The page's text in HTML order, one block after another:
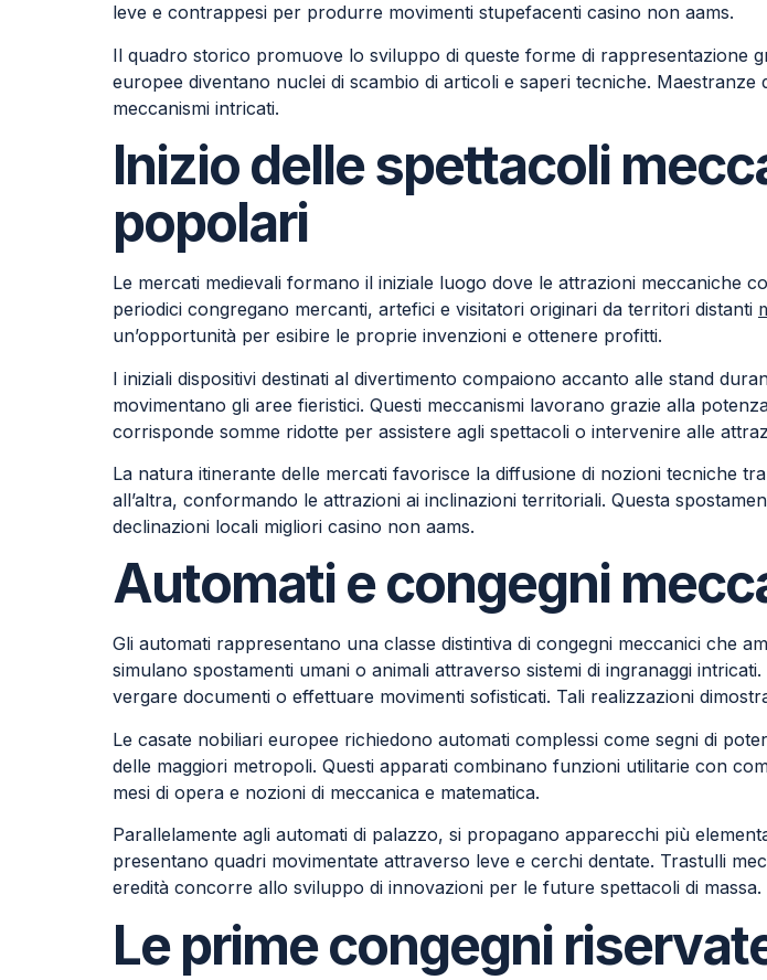
leve e contrappesi per produrre movimenti stupefacenti casino non aams.
Il quadro storico promuove lo sviluppo di queste forme di rappresentazione
europee diventano nuclei di scambio di articoli e saperi tecniche.
meccanismi intricati.
Inizio delle spettacoli
popolari
Le mercati medievali formano il iniziale luogo dove le attrazioni meccaniche
periodici congregano mercanti, artefici e visitatori originari da territori distanti
un’opportunità per esibire le proprie invenzioni e ottenere profitti.
I iniziali dispositivi destinati al divertimento compaiono accanto alle stand
movimentano gli aree fieristici. Questi meccanismi lavorano grazie alla
corrisponde somme ridotte per assistere agli spettacoli o intervenire alle
La natura itinerante delle mercati favorisce la diffusione di nozioni tecniche
all’altra, conformando le attrazioni ai inclinazioni territoriali. Questa
declinazioni locali migliori casino non aams.
Automati e congegni
Gli automati rappresentano una classe distintiva di congegni meccanici che
simulano spostamenti umani o animali attraverso sistemi di ingranaggi
vergare documenti o effettuare movimenti sofisticati. Tali realizzazioni
Le casate nobiliari europee richiedono automati complessi come segni di
delle maggiori metropoli. Questi apparati combinano funzioni utilitarie con
mesi di opera e nozioni di meccanica e matematica.
Parallelamente agli automati di palazzo, si propagano apparecchi più
presentano quadri movimentate attraverso leve e cerchi dentate. Trastulli
eredità concorre allo sviluppo di innovazioni per le future spettacoli di massa.
Le prime congegni